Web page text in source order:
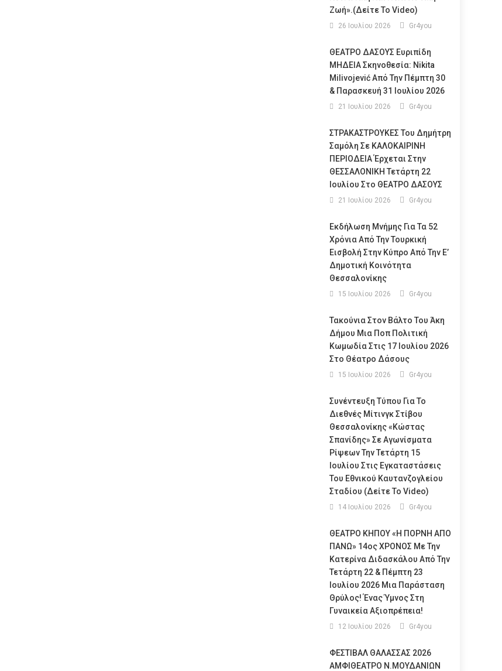
Ζωή».(Δείτε Το Video)
26 Ιουλίου 2026 Gr4you
ΘΕΑΤΡΟ ΔΑΣΟΥΣ Ευριπίδη
ΜΗΔΕΙΑ Σκηνοθεσία: Nikita
Milivojević Από Την Πέμπτη 30
& Παρασκευή 31 Ιουλίου 2026
21 Ιουλίου 2026 Gr4you
ΣΤΡΑΚΑΣΤΡΟΥΚΕΣ Του Δημήτρη
Σαμόλη Σε ΚΑΛΟΚΑΙΡΙΝΗ
ΠΕΡΙΟΔΕΙΑ Έρχεται Στην
ΘΕΣΣΑΛΟΝΙΚΗ Τετάρτη 22
Ιουλίου Στο ΘΕΑΤΡΟ ΔΑΣΟΥΣ
21 Ιουλίου 2026 Gr4you
Εκδήλωση Μνήμης Για Τα 52
Χρόνια Από Την Τουρκική
Εισβολή Στην Κύπρο Από Την Ε’
Δημοτική Κοινότητα
Θεσσαλονίκης
15 Ιουλίου 2026 Gr4you
Τακούνια Στον Βάλτο Του Άκη
Δήμου Μια Ποπ Πολιτική
Κωμωδία Στις 17 Ιουλίου 2026
Στο Θέατρο Δάσους
15 Ιουλίου 2026 Gr4you
Συνέντευξη Τύπου Για Το
Διεθνές Μίτινγκ Στίβου
Θεσσαλονίκης «Κώστας
Σπανίδης» Σε Αγωνίσματα
Ρίψεων Την Τετάρτη 15
Ιουλίου Στις Εγκαταστάσεις
Του Εθνικού Καυτανζογλείου
Σταδίου (Δείτε Το Video)
14 Ιουλίου 2026 Gr4you
ΘΕΑΤΡΟ ΚΗΠΟΥ «Η ΠΟΡΝΗ ΑΠΟ
ΠΑΝΩ» 14ος ΧΡΟΝΟΣ Με Την
Κατερίνα Διδασκάλου Από Την
Τετάρτη 22 & Πέμπτη 23
Ιουλίου 2026 Μια Παράσταση
Θρύλος! Ένας Ύμνος Στη
Γυναικεία Αξιοπρέπεια!
12 Ιουλίου 2026 Gr4you
ΦΕΣΤΙΒΑΛ ΘΑΛΑΣΣΑΣ 2026
ΑΜΦΙΘΕΑΤΡΟ Ν.ΜΟΥΔΑΝΙΩΝ